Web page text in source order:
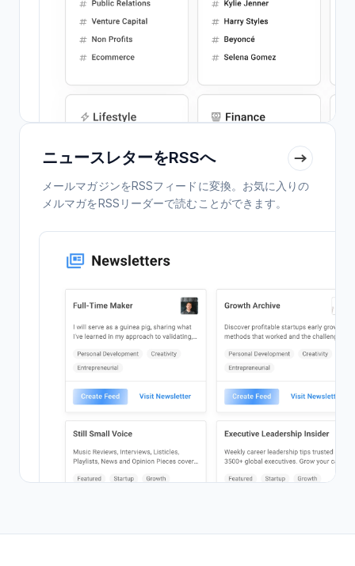
ニュースレターをRSSへ
メールマガジンをRSSフィードに変換。お気に入りの
メルマガをRSSリーダーで読むことができます。